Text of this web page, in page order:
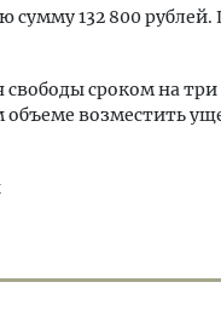
сумму 132 800
сроком на три
возместить